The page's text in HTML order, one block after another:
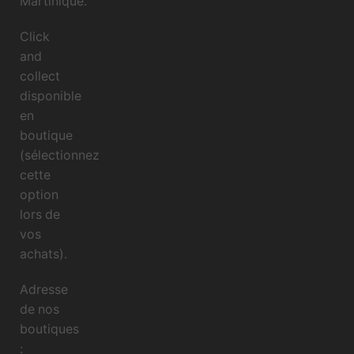
Click
and
collect
disponible
en
boutique
(sélectionnez
cette
option
lors de
vos
achats).
Adresse
de nos
boutiques
: